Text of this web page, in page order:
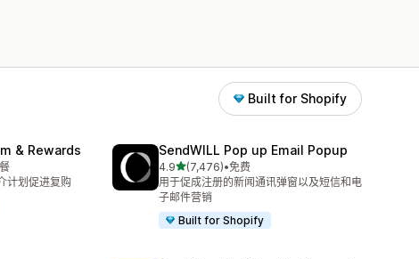
Built for Shopify
& Rewards
计划促进复购
SendWILL Pop up Email Popup
4.9星（满分 5 星）
(7,476)
总共 7476 条评论
•免费
用于促成注册的新闻通讯弹窗以及短信和电
子邮件营销
Built for Shopify